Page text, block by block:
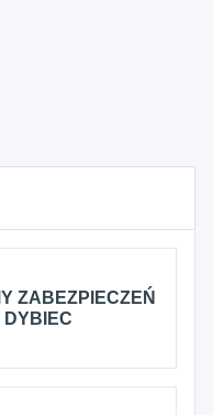
ZABEZPIECZEŃ
DYBIEC